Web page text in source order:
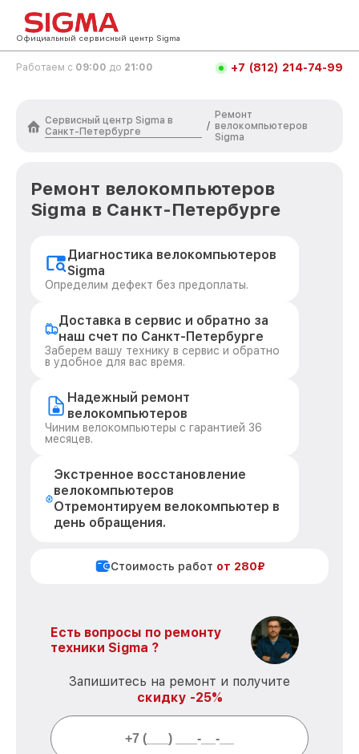
Официальный сервисный центр Sigma
Работаем с 09:00 до 21:00 +7 (812) 214-74-99
Сервисный центр Sigma в
Санкт-Петербурге
/
Ремонт
велокомпьютеров
Sigma
Ремонт велокомпьютеров
Sigma в Санкт-Петербурге
Диагностика велокомпьютеров
Sigma
Определим дефект без предоплаты.
Доставка в сервис и обратно за
наш счет по Санкт-Петербурге
Заберем вашу технику в сервис и обратно
в удобное для вас время.
Надежный ремонт
велокомпьютеров
Чиним велокомпьютеры с гарантией 36
месяцев.
Экстренное восстановление
велокомпьютеров
Отремонтируем велокомпьютер в
день обращения.
Стоимость работ от 280₽
Есть вопросы по ремонту
техники Sigma ?
Запишитесь на ремонт и получите
скидку -25%